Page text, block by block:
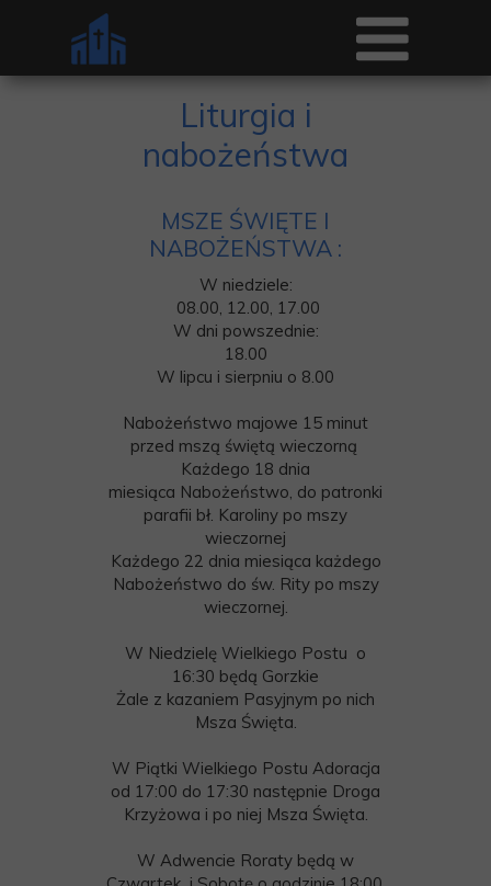
Liturgia i
nabożeństwa
MSZE ŚWIĘTE I
NABOŻEŃSTWA :
W niedziele:
08.00, 12.00, 17.00
W dni powszednie:
18.00
W lipcu i sierpniu o 8.00
Nabożeństwo majowe 15 minut
przed mszą świętą wieczorną
Każdego 18 dnia
miesiąca Nabożeństwo, do patronki
parafii bł. Karoliny po mszy
wieczornej
Każdego 22 dnia miesiąca każdego
Nabożeństwo do św. Rity po mszy
wieczornej.
W Niedzielę Wielkiego Postu o
16:30 będą Gorzkie
Żale z kazaniem Pasyjnym po nich
Msza Święta.
W Piątki Wielkiego Postu Adoracja
od 17:00 do 17:30 następnie Droga
Krzyżowa i po niej Msza Święta.
W Adwencie Roraty będą w